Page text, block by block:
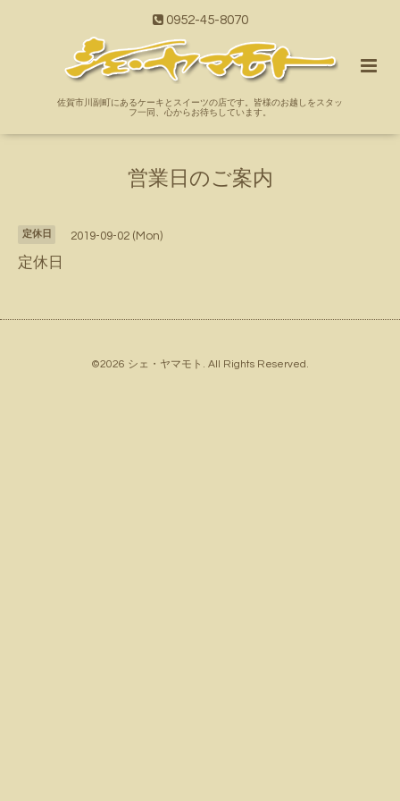
0952-45-8070
佐賀市川副町にあるケーキとスイーツの店です。皆様のお越しをスタッ
フ一同、心からお待ちしています。
営業日のご案内
定休日 2019-09-02 (Mon)
定休日
©2026 シェ・ヤマモト . All Rights Reserved.